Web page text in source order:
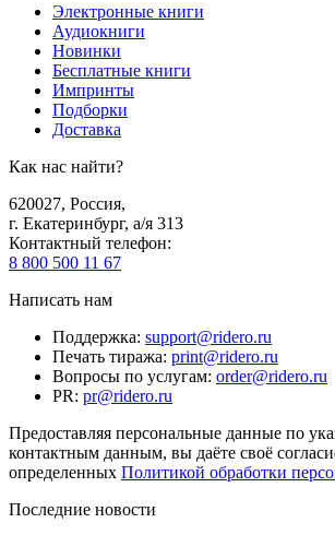
Электронные книги
Аудиокниги
Новинки
Бесплатные книги
Импринты
Подборки
Доставка
Как нас найти?
620027, Россия,
г. Екатеринбург, а/я 313
Контактный телефон:
8 800 500 11 67
Написать нам
Поддержка: support@ridero.ru
Печать тиража: print@ridero.ru
Вопросы по услугам: order@ridero.ru
PR: pr@ridero.ru
Предоставляя персональные данные по
контактным данным, вы даёте своё
определенных Политикой обработки
Последние новости